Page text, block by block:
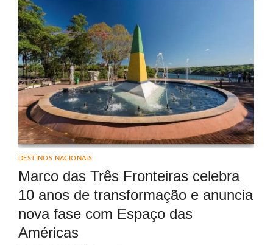
DESTINOS NACIONAIS
Marco das Três Fronteiras celebra
10 anos de transformação e anuncia
nova fase com Espaço das
Américas